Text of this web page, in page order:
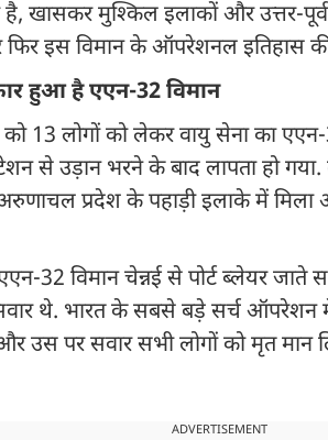
खासकर मुश्किल इलाकों और उत्तर-
फिर इस विमान के ऑपरेशनल इतिहास
हुआ है एएन-32 विमान
13 लोगों को लेकर वायु सेना का
से उड़ान भरने के बाद लापता हो
प्रदेश के पहाड़ी इलाके में
32 विमान चेन्नई से पोर्ट ब्लेयर जाते
थे. भारत के सबसे बड़े सर्च ऑपरेशन
उस पर सवार सभी लोगों को मृत मान
ADVERTISEMENT